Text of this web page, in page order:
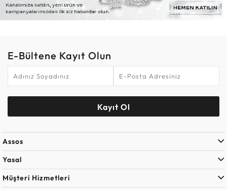
E-Bültene Kayıt Olun
Kayıt Ol
Assos
Yasal
Müşteri Hizmetleri